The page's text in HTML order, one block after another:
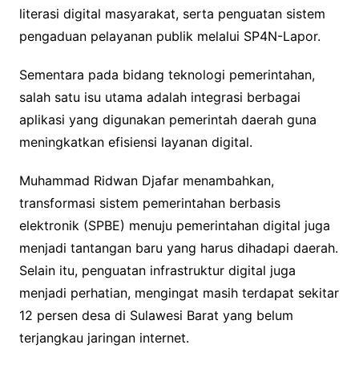
literasi digital masyarakat, serta penguatan sistem
pengaduan pelayanan publik melalui SP4N-Lapor.
Sementara pada bidang teknologi pemerintahan,
salah satu isu utama adalah integrasi berbagai
aplikasi yang digunakan pemerintah daerah guna
meningkatkan efisiensi layanan digital.
Muhammad Ridwan Djafar menambahkan,
transformasi sistem pemerintahan berbasis
elektronik (SPBE) menuju pemerintahan digital juga
menjadi tantangan baru yang harus dihadapi daerah.
Selain itu, penguatan infrastruktur digital juga
menjadi perhatian, mengingat masih terdapat sekitar
12 persen desa di Sulawesi Barat yang belum
terjangkau jaringan internet.